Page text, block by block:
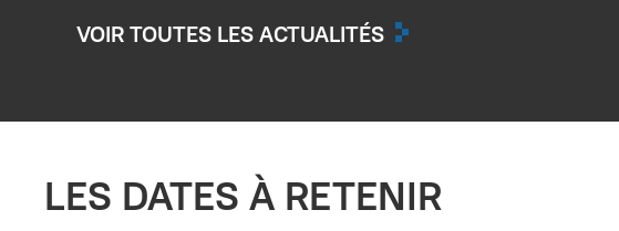
VOIR TOUTES LES ACTUALITÉS
LES DATES À RETENIR